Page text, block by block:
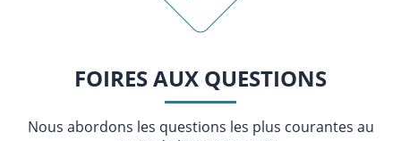
FOIRES AUX QUESTIONS
Nous abordons les questions les plus courantes au